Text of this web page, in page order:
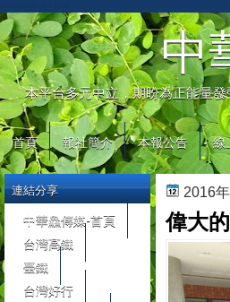
中
本平台多元中立，期盼為正能量
首頁 報社簡介 本報公告 線
2016
偉大
連結分享
中華鱻傳媒-首頁
台灣高鐵
臺鐵
台灣好行